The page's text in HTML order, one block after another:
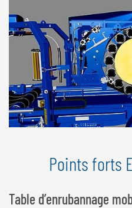
Points forts
Table d’enrubannage